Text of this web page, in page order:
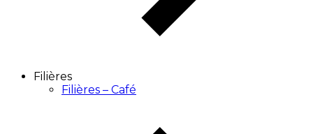
Filières
Filières – Café